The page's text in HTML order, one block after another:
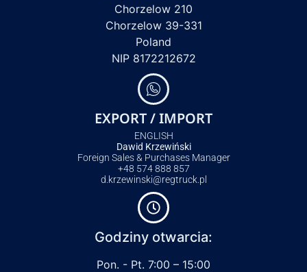
Chorzelow 210
Chorzelow 39-331
Poland
NIP 8172212672
EXPORT / IMPORT
ENGLISH
Dawid Krzewiński
Foreign Sales & Purchases Manager
+48 574 888 857
d.krzewinski@regtruck.pl
Godziny otwarcia:
Pon. - Pt. 7:00 – 15:00